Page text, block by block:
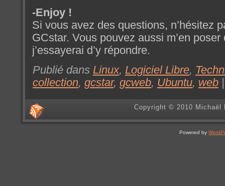
-Enjoy !
Si vous avez des questions, n’hésitez
GCstar. Vous pouvez aussi m’en
j’essayerai d’y répondre.
Publié dans Linux, Logiciel Libre,
collection, gcstar, gcweb, Ubuntu, web
Copyright © 2010 Michaël
Powered by